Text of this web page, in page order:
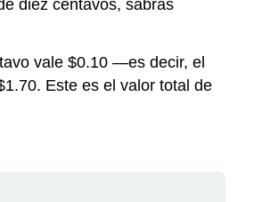
diez centavos, sabrás
vale $0.10 —es decir, el
Este es el valor total de